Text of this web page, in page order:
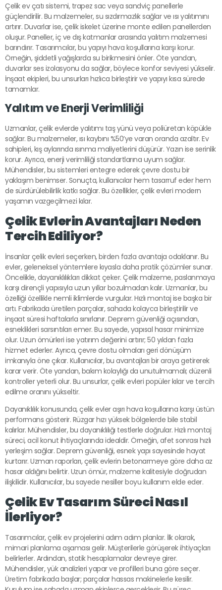
Çelik ev çatı sistemi, trapez sac veya sandviç panellerle
güçlendirilir. Bu malzemeler, su sızdırmazlık sağlar ve ısı yalıtımını
artırır. Duvarlar ise, çelik iskelet üzerine monte edilen panellerden
oluşur. Paneller, iç ve dış katmanlar arasında yalıtım malzemesi
barındırır. Tasarımcılar, bu yapıyı hava koşullarına karşı korur.
Örneğin, şiddetli yağışlarda su birikmesini önler. Öte yandan,
duvarlar ses izolasyonu da sağlar, böylece konfor seviyesi yükselir.
İnşaat ekipleri, bu unsurları hızlıca birleştirir ve yapıyı kısa sürede
tamamlar.
Yalıtım ve Enerji Verimliliği
Uzmanlar, çelik evlerde yalıtımı taş yünü veya poliüretan köpükle
sağlar. Bu malzemeler, ısı kaybını %50’ye varan oranda azaltır. Ev
sahipleri, kış aylarında ısınma maliyetlerini düşürür. Yazın ise serinlik
korur. Ayrıca, enerji verimliliği standartlarına uyum sağlar.
Mühendisler, bu sistemleri entegre ederek çevre dostu bir
yaklaşım benimser. Sonuçta, kullanıcılar hem tasarruf eder hem
de sürdürülebilirlik katkı sağlar. Bu özellikler, çelik evleri modern
yaşamın vazgeçilmezi kılar.
Çelik Evlerin Avantajları Neden
Tercih Ediliyor?
İnsanlar çelik evleri seçerken, birden fazla avantaja odaklanır. Bu
evler, geleneksel yöntemlere kıyasla daha pratik çözümler sunar.
Öncelikle, dayanıklılıkları dikkat çeker. Çelik malzeme, paslanmaya
karşı dirençli yapısıyla uzun yıllar bozulmadan kalır. Uzmanlar, bu
özelliği özellikle nemli iklimlerde vurgular. Hızlı montaj ise başka bir
artı. Fabrikada üretilen parçalar, sahada kolayca birleştirilir ve
inşaat süresi haftalarla sınırlanır. Deprem güvenliği açısından,
esneklikleri sarsıntıları emer. Bu sayede, yapısal hasar minimize
olur. Uzun ömürleri ise yatırım değerini artırır; 50 yıldan fazla
hizmet ederler. Ayrıca, çevre dostu olmaları geri dönüşüm
imkanıyla öne çıkar. Kullanıcılar, bu avantajları bir araya getirerek
karar verir. Öte yandan, bakım kolaylığı da unutulmamalı; düzenli
kontroller yeterli olur. Bu unsurlar, çelik evleri popüler kılar ve tercih
edilme oranını yükseltir.
Dayanıklılık konusunda, çelik evler aşırı hava koşullarına karşı üstün
performans gösterir. Rüzgar hızı yüksek bölgelerde bile stabil
kalırlar. Mühendisler, bu dayanıklılığı testlerle doğrular. Hızlı montaj
süreci, acil konut ihtiyaçlarında idealdir. Örneğin, afet sonrası hızlı
yerleşim sağlar. Deprem güvenliği, esnek yapı sayesinde hayat
kurtarır. Uzman raporları, çelik evlerin betonarmeye göre daha az
hasar aldığını belirtir. Uzun ömür, malzeme kalitesiyle doğrudan
ilişkilidir. Kullanıcılar, bu sayede nesiller boyu kullanım elde eder.
Çelik Ev Tasarım Süreci Nasıl
İlerliyor?
Tasarımcılar, çelik ev projelerini adım adım planlar. İlk olarak,
mimari planlama aşaması gelir. Müşterilerle görüşerek ihtiyaçları
belirlerler. Ardından, statik hesaplamalar devreye girer.
Mühendisler, yük analizleri yapar ve profilleri buna göre seçer.
Üretim fabrikada başlar; parçalar hassas makinelerle kesilir.